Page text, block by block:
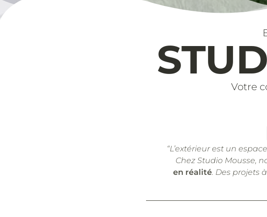
Votre
“L’extérieur est un
Chez Studio Mousse,
en réalité. Des projets